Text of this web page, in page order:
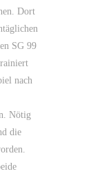
Dort
SG 99
nach
Nötig
die